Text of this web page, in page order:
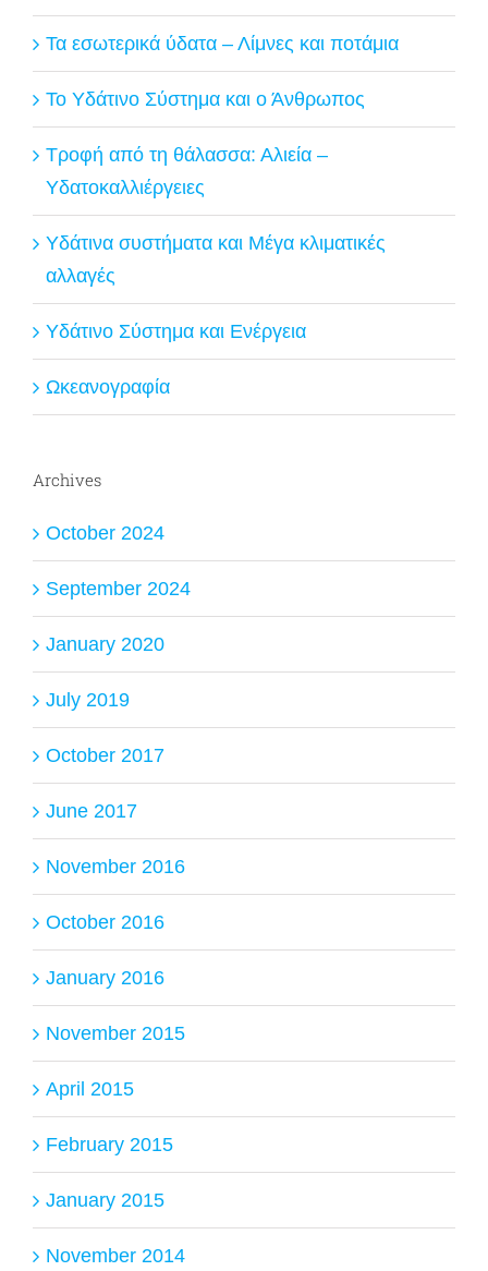
Τα εσωτερικά ύδατα – Λίμνες και ποτάμια
Το Υδάτινο Σύστημα και ο Άνθρωπος
Τροφή από τη θάλασσα: Αλιεία –
Υδατοκαλλιέργειες
Υδάτινα συστήματα και Μέγα κλιματικές
αλλαγές
Υδάτινο Σύστημα και Ενέργεια
Ωκεανογραφία
Archives
October 2024
September 2024
January 2020
July 2019
October 2017
June 2017
November 2016
October 2016
January 2016
November 2015
April 2015
February 2015
January 2015
November 2014